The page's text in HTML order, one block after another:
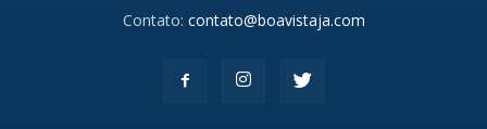
Contato: contato@boavistaja.com